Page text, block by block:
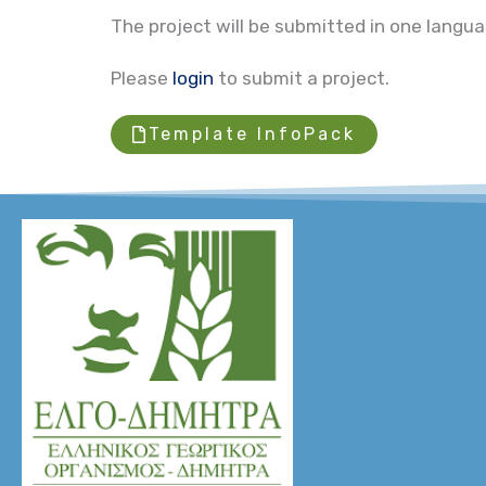
The project will be submitted in one
Please login to submit a project.
Template InfoPack